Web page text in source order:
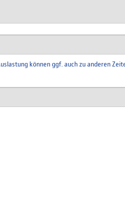
können ggf. auch zu anderen